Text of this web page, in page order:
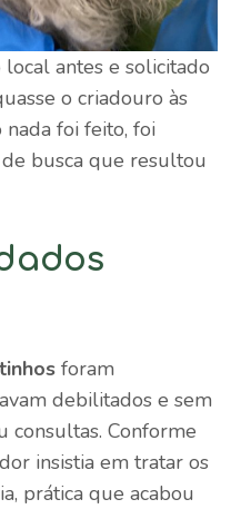
antes e solicitado
o criadouro às
nada foi feito, foi
busca que resultou
foram
debilitados e sem
consultas. Conforme
insistia em tratar os
prática que acabou